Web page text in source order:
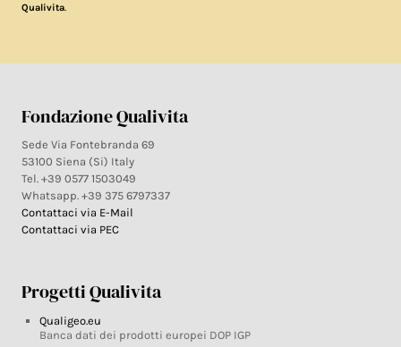
Qualivita.
Fondazione Qualivita
Sede Via Fontebranda 69
53100 Siena (Si) Italy
Tel. +39 0577 1503049
Whatsapp. +39 375 6797337
Contattaci via E-Mail
Contattaci via PEC
Progetti Qualivita
Qualigeo.eu
Banca dati dei prodotti europei DOP IGP